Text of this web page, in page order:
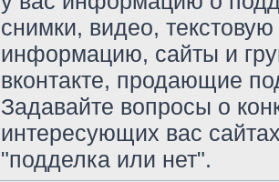
снимки, видео, текстовую
информацию, сайты и
вконтакте, продающие
Задавайте вопросы о
интересующих вас
"подделка или нет".